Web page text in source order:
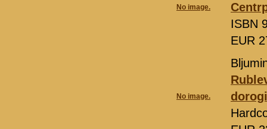
No image.
ISBN
EUR
No image.